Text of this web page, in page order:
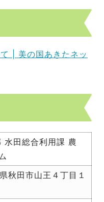
| 美の国あきたネッ
水田総合利用課 農
秋田市山王４丁目１